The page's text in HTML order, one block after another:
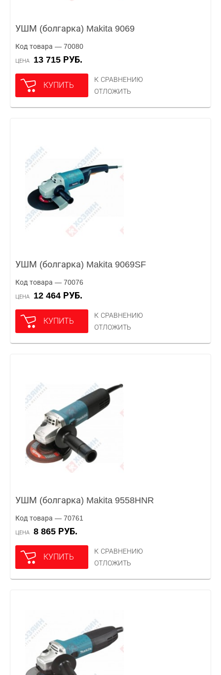
УШМ (болгарка) Makita 9069
Код товара — 70080
ЦЕНА 13 715 РУБ.
КУПИТЬ
К СРАВНЕНИЮ
ОТЛОЖИТЬ
УШМ (болгарка) Makita 9069SF
Код товара — 70076
ЦЕНА 12 464 РУБ.
КУПИТЬ
К СРАВНЕНИЮ
ОТЛОЖИТЬ
УШМ (болгарка) Makita 9558HNR
Код товара — 70761
ЦЕНА 8 865 РУБ.
КУПИТЬ
К СРАВНЕНИЮ
ОТЛОЖИТЬ